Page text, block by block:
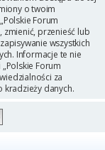
o twoim
Forum
zmienić, przenieść lub
wszystkich
Informacje te nie
Forum
za
kradzieży danych.